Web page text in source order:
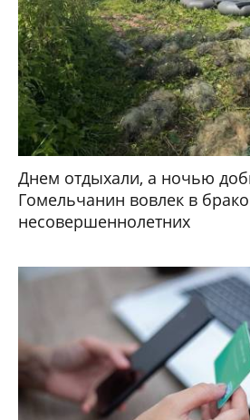
Днем отдыхали, а ночью
Гомельчанин вовлек в
несовершеннолетних